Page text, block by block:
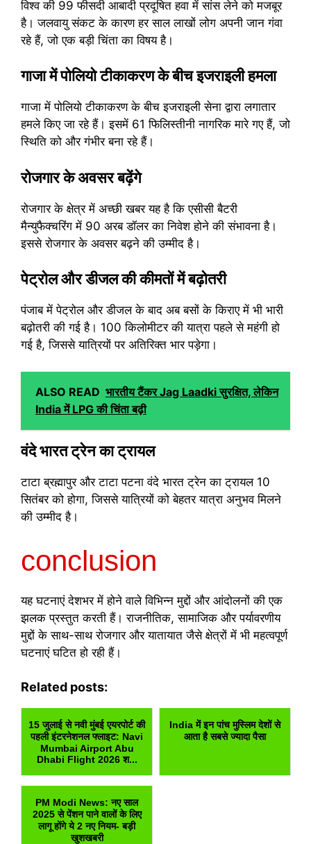
विश्व की 99 फीसदी आबादी प्रदूषित हवा में सांस लेने को मजबूर
है। जलवायु संकट के कारण हर साल लाखों लोग अपनी जान गंवा
रहे हैं, जो एक बड़ी चिंता का विषय है।
गाजा में पोलियो टीकाकरण के बीच इजराइली हमला
गाजा में पोलियो टीकाकरण के बीच इजराइली सेना द्वारा लगातार
हमले किए जा रहे हैं। इसमें 61 फिलिस्तीनी नागरिक मारे गए हैं, जो
स्थिति को और गंभीर बना रहे हैं।
रोजगार के अवसर बढ़ेंगे
रोजगार के क्षेत्र में अच्छी खबर यह है कि एसीसी बैटरी
मैन्युफैक्चरिंग में 90 अरब डॉलर का निवेश होने की संभावना है।
इससे रोजगार के अवसर बढ़ने की उम्मीद है।
पेट्रोल और डीजल की कीमतों में बढ़ोतरी
पंजाब में पेट्रोल और डीजल के बाद अब बसों के किराए में भी भारी
बढ़ोतरी की गई है। 100 किलोमीटर की यात्रा पहले से महंगी हो
गई है, जिससे यात्रियों पर अतिरिक्त भार पड़ेगा।
ALSO READ भारतीय टैंकर Jag Laadki सुरक्षित, लेकिन
India में LPG की चिंता बढ़ी
वंदे भारत ट्रेन का ट्रायल
टाटा ब्रह्मापुर और टाटा पटना वंदे भारत ट्रेन का ट्रायल 10
सितंबर को होगा, जिससे यात्रियों को बेहतर यात्रा अनुभव मिलने
की उम्मीद है।
conclusion
यह घटनाएं देशभर में होने वाले विभिन्न मुद्दों और आंदोलनों की एक
झलक प्रस्तुत करती हैं। राजनीतिक, सामाजिक और पर्यावरणीय
मुद्दों के साथ-साथ रोजगार और यातायात जैसे क्षेत्रों में भी महत्वपूर्ण
घटनाएं घटित हो रही हैं।
Related posts:
15 जुलाई से नवी मुंबई एयरपोर्ट की
पहली इंटरनेशनल फ्लाइट: Navi
Mumbai Airport Abu
Dhabi Flight 2026 श...
India में इन पांच मुस्लिम देशों से
आता है सबसे ज्यादा पैसा
PM Modi News: नए साल
2025 से पेंशन पाने वालों के लिए
लागू होंगे ये 2 नए नियम- बड़ी
खुशखबरी